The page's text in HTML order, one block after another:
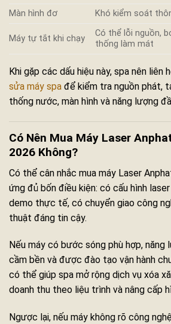
Màn hình đơ
Khó kiểm soát
Máy tự tắt khi chạy
Có thể lỗi nguồn,
thống làm mát
Khi gặp các dấu hiệu này, spa nên liên
sửa máy spa để kiểm tra nguồn phát,
thống nước, màn hình và năng lượng
Có Nên Mua Máy Laser
2026 Không?
Có thể cân nhắc mua máy Laser
ứng đủ bốn điều kiện: có cấu hình
demo thực tế, có chuyển giao công
thuật đáng tin cậy.
Nếu máy có bước sóng phù hợp, năng
cầm bền và được đào tạo vận hành
có thể giúp spa mở rộng dịch vụ xóa
doanh thu theo liệu trình và nâng cấp
Ngược lại, nếu máy không rõ công